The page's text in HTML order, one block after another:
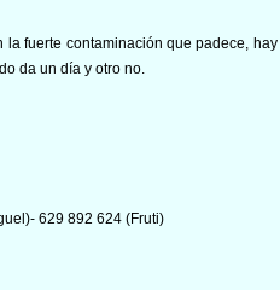
fuerte contaminación que padece,
da un día y otro no.
629 892 624 (Fruti)